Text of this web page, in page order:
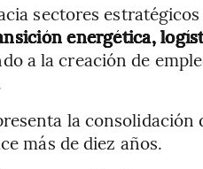
sectores
energética,
a la creación de
la consolidación
más de diez años.